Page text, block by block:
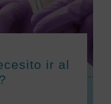
ir al